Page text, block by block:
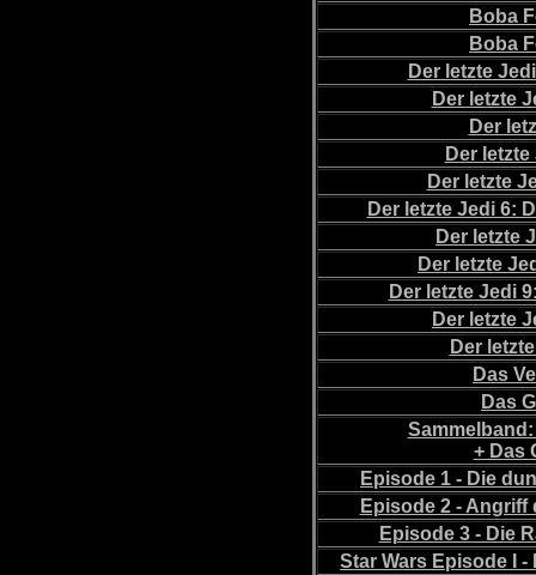
Boba
Boba
Der letzte
Der letzte
Der
Der
Der letzte
Der letzte Jedi 6:
Der letzte
Der letzte
Der letzte Jedi
Der letzte
Der
Das
Das
+ Das
Episode 1 - Die
Episode 2 -
Episode 3 - Die
Star Wars Episode I